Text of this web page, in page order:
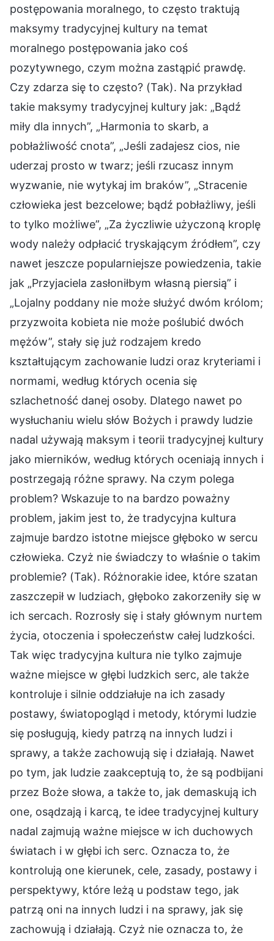
postępowania moralnego, to często traktują
maksymy tradycyjnej kultury na temat
moralnego postępowania jako coś
pozytywnego, czym można zastąpić prawdę.
Czy zdarza się to często? (Tak). Na przykład
takie maksymy tradycyjnej kultury jak: „Bądź
miły dla innych”, „Harmonia to skarb, a
pobłażliwość cnota”, „Jeśli zadajesz cios, nie
uderzaj prosto w twarz; jeśli rzucasz innym
wyzwanie, nie wytykaj im braków”, „Stracenie
człowieka jest bezcelowe; bądź pobłażliwy, jeśli
to tylko możliwe”, „Za życzliwie użyczoną kroplę
wody należy odpłacić tryskającym źródłem”, czy
nawet jeszcze popularniejsze powiedzenia, takie
jak „Przyjaciela zasłoniłbym własną piersią” i
„Lojalny poddany nie może służyć dwóm królom;
przyzwoita kobieta nie może poślubić dwóch
mężów”, stały się już rodzajem kredo
kształtującym zachowanie ludzi oraz kryteriami i
normami, według których ocenia się
szlachetność danej osoby. Dlatego nawet po
wysłuchaniu wielu słów Bożych i prawdy ludzie
nadal używają maksym i teorii tradycyjnej kultury
jako mierników, według których oceniają innych i
postrzegają różne sprawy. Na czym polega
problem? Wskazuje to na bardzo poważny
problem, jakim jest to, że tradycyjna kultura
zajmuje bardzo istotne miejsce głęboko w sercu
człowieka. Czyż nie świadczy to właśnie o takim
problemie? (Tak). Różnorakie idee, które szatan
zaszczepił w ludziach, głęboko zakorzeniły się w
ich sercach. Rozrosły się i stały głównym nurtem
życia, otoczenia i społeczeństw całej ludzkości.
Tak więc tradycyjna kultura nie tylko zajmuje
ważne miejsce w głębi ludzkich serc, ale także
kontroluje i silnie oddziałuje na ich zasady
postawy, światopogląd i metody, którymi ludzie
się posługują, kiedy patrzą na innych ludzi i
sprawy, a także zachowują się i działają. Nawet
po tym, jak ludzie zaakceptują to, że są podbijani
przez Boże słowa, a także to, jak demaskują ich
one, osądzają i karcą, te idee tradycyjnej kultury
nadal zajmują ważne miejsce w ich duchowych
światach i w głębi ich serc. Oznacza to, że
kontrolują one kierunek, cele, zasady, postawy i
perspektywy, które leżą u podstaw tego, jak
patrzą oni na innych ludzi i na sprawy, jak się
zachowują i działają. Czyż nie oznacza to, że